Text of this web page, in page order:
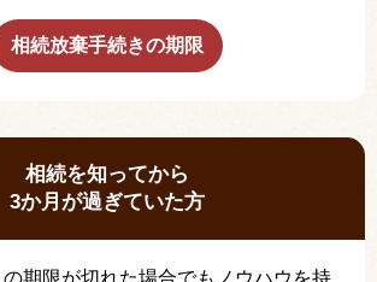
相続放棄手続きの期限
相続を知ってから
3か月が過ぎていた方